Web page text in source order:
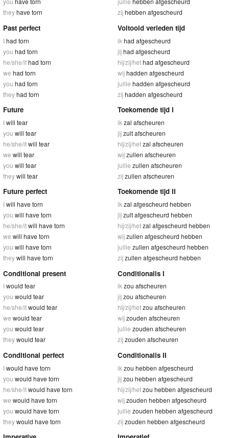
theyhave torn
zijhebben afgescheurd
Past perfect
Ihad torn
you had torn
he/she/ithad torn
we had torn
you had torn
theyhad torn
Voltooid verleden tijd
ik had afgescheurd
jijhad afgescheurd
hij/zij/hethad afgescheurd
wijhadden afgescheurd
jullie hadden afgescheurd
zijhadden afgescheurd
Future
Iwill tear
you will tear
he/she/itwill tear
we will tear
you will tear
theywill tear
Toekomende tijd I
ik zal afscheuren
jijzult afscheuren
hij/zij/hetzal afscheuren
wijzullen afscheuren
jullie zullen afscheuren
zijzullen afscheuren
Future perfect
Iwill have torn
you will have torn
he/she/itwill have torn
we will have torn
you will have torn
theywill have torn
Toekomende tijd II
ik zal afgescheurd hebben
jijzult afgescheurd hebben
hij/zij/hetzal afgescheurd hebben
wijzullen afgescheurd hebben
jullie zullen afgescheurd hebben
zijzullen afgescheurd hebben
Conditional present
Iwould tear
you would tear
he/she/itwould tear
we would tear
you would tear
theywould tear
Conditionalis I
ik zou afscheuren
jijzou afscheuren
hij/zij/hetzou afscheuren
wijzouden afscheuren
jullie zouden afscheuren
zijzouden afscheuren
Conditional perfect
Iwould have torn
you would have torn
he/she/itwould have torn
we would have torn
you would have torn
theywould have torn
Conditionalis II
ik zou hebben afgescheurd
jijzou hebben afgescheurd
hij/zij/hetzou hebben afgescheurd
wijzouden hebben afgescheurd
jullie zouden hebben afgescheurd
zijzouden hebben afgescheurd